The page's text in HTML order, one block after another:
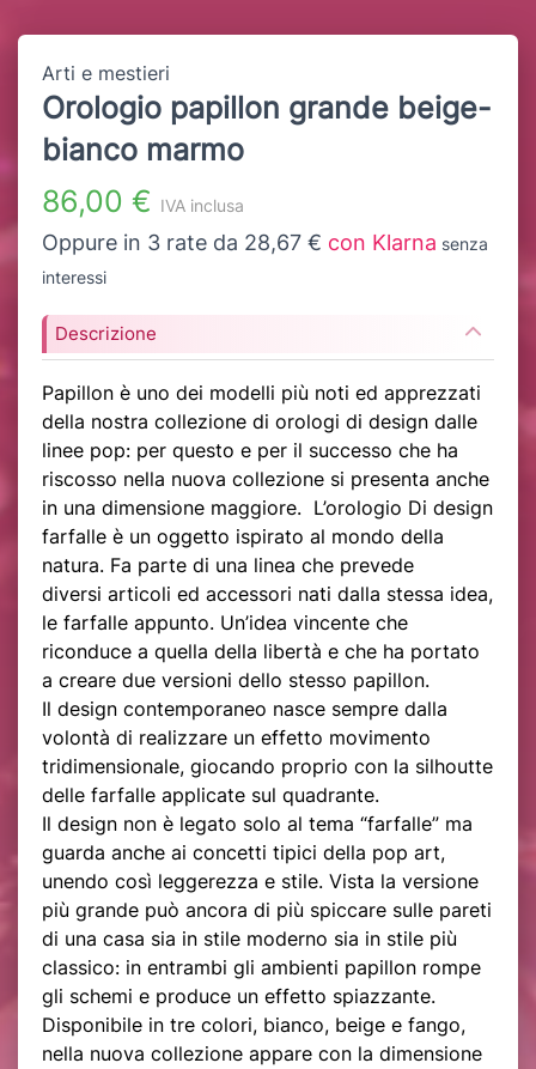
Arti e mestieri
Orologio papillon grande beige-
bianco marmo
86,00 € IVA inclusa
Oppure in 3 rate da 28,67 € con Klarna senza
interessi
Descrizione
Papillon è uno dei modelli più noti ed apprezzati
della nostra collezione di orologi di design dalle
linee pop: per questo e per il successo che ha
riscosso nella nuova collezione si presenta anche
in una dimensione maggiore. L’orologio Di design
farfalle è un oggetto ispirato al mondo della
natura. Fa parte di una linea che prevede
diversi articoli ed accessori nati dalla stessa idea,
le farfalle appunto. Un’idea vincente che
riconduce a quella della libertà e che ha portato
a creare due versioni dello stesso papillon.
Il design contemporaneo nasce sempre dalla
volontà di realizzare un effetto movimento
tridimensionale, giocando proprio con la silhoutte
delle farfalle applicate sul quadrante.
Il design non è legato solo al tema “farfalle” ma
guarda anche ai concetti tipici della pop art,
unendo così leggerezza e stile. Vista la versione
più grande può ancora di più spiccare sulle pareti
di una casa sia in stile moderno sia in stile più
classico: in entrambi gli ambienti papillon rompe
gli schemi e produce un effetto spiazzante.
Disponibile in tre colori, bianco, beige e fango,
nella nuova collezione appare con la dimensione